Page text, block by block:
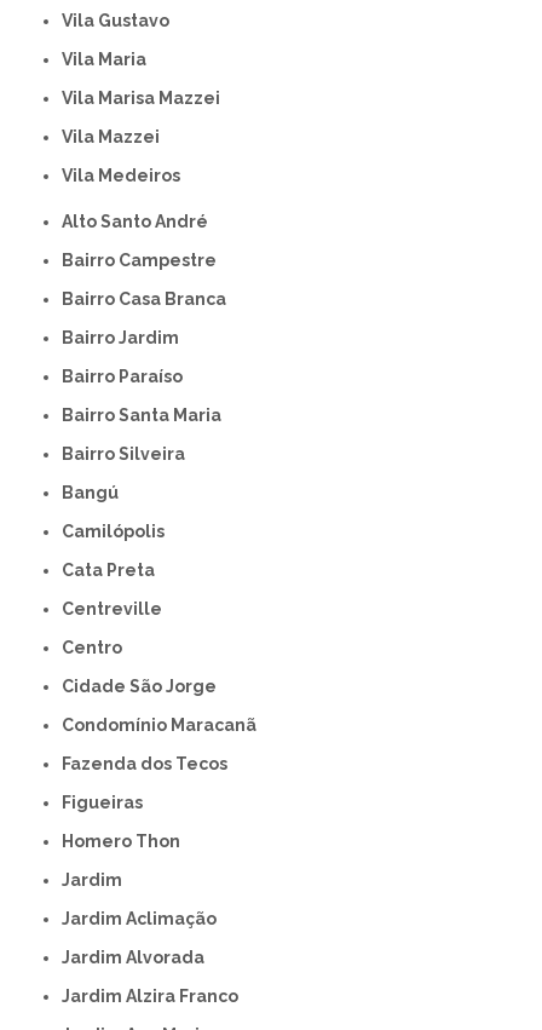
Vila Gustavo
Vila Maria
Vila Marisa Mazzei
Vila Mazzei
Vila Medeiros
Alto Santo André
Bairro Campestre
Bairro Casa Branca
Bairro Jardim
Bairro Paraíso
Bairro Santa Maria
Bairro Silveira
Bangú
Camilópolis
Cata Preta
Centreville
Centro
Cidade São Jorge
Condomínio Maracanã
Fazenda dos Tecos
Figueiras
Homero Thon
Jardim
Jardim Aclimação
Jardim Alvorada
Jardim Alzira Franco